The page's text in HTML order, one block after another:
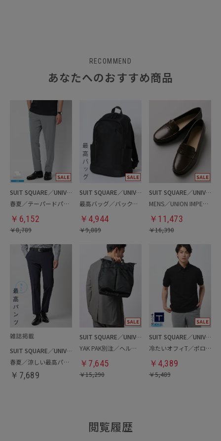
RECOMMEND
あなたへのおすすめ商品
SUIT SQUARE／UNIVERSAL LANGUAGE
春夏／テーパードパンツ
￥ 6,152
￥8,789
SUIT SQUARE／UNIVERSAL LANGUAGE
最高バッグ／バックパック
￥ 4,944
￥9,889
SUIT SQUARE／UNIVERSAL LANGUAGE
MENS／UNION IMPERIAL監修／コインローファー
￥ 11,473
￥16,390
SUIT SQUARE／UNIVERSAL LANGUAGE
春夏／涼しい最高パンツ
￥ 7,689
SUIT SQUARE／UNIVERSAL LANGUAGE
YAK PAK別注／ヘルメットバッグ
￥ 7,645
￥15,290
SUIT SQUARE／UNIVERSAL LANGUAGE
冷たいオフィT／ポロシャツ
￥ 4,389
￥5,489
閲覧履歴